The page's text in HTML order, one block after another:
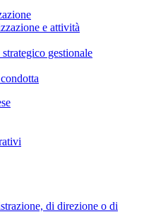
e attività
gestionale
di direzione o di